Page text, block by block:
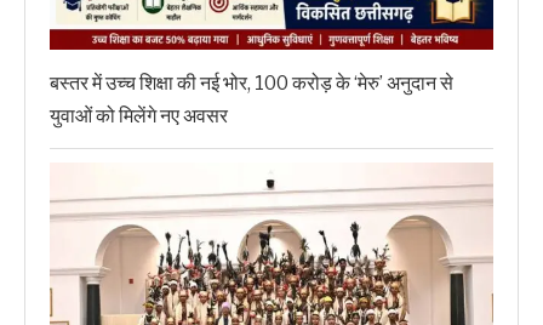
बस्तर में उच्च शिक्षा की नई भोर, 100 करोड़ के ‘मेरु’ अनुदान से
युवाओं को मिलेंगे नए अवसर